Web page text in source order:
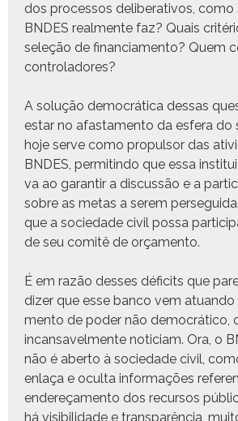
dos proces­sos delib­er­a­tivos, como
BNDES real­mente faz? Quais
seleção de finan­cia­men­to? Quem
controladores?
A solução democráti­ca dessas
estar no afas­ta­men­to da esfera do
hoje serve como propul­sor das
BNDES, per­mitin­do que essa
va ao garan­tir a dis­cussão e a
sobre as metas a serem
que a sociedade civ­il pos­sa
de seu comitê de orçamento.
É em razão dess­es déficits que
diz­er que esse ban­co vem
men­to de poder não democráti­co,
incansavel­mente noti­ci­am. Ora, o
não é aber­to à sociedade civ­il,
enlaça e ocul­ta infor­mações
endereça­men­to dos recur­sos
há vis­i­bil­i­dade e transparên­cia,